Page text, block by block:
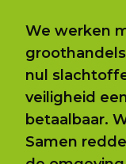
We werken
nul
veiligheid
betaalbaar.
Samen